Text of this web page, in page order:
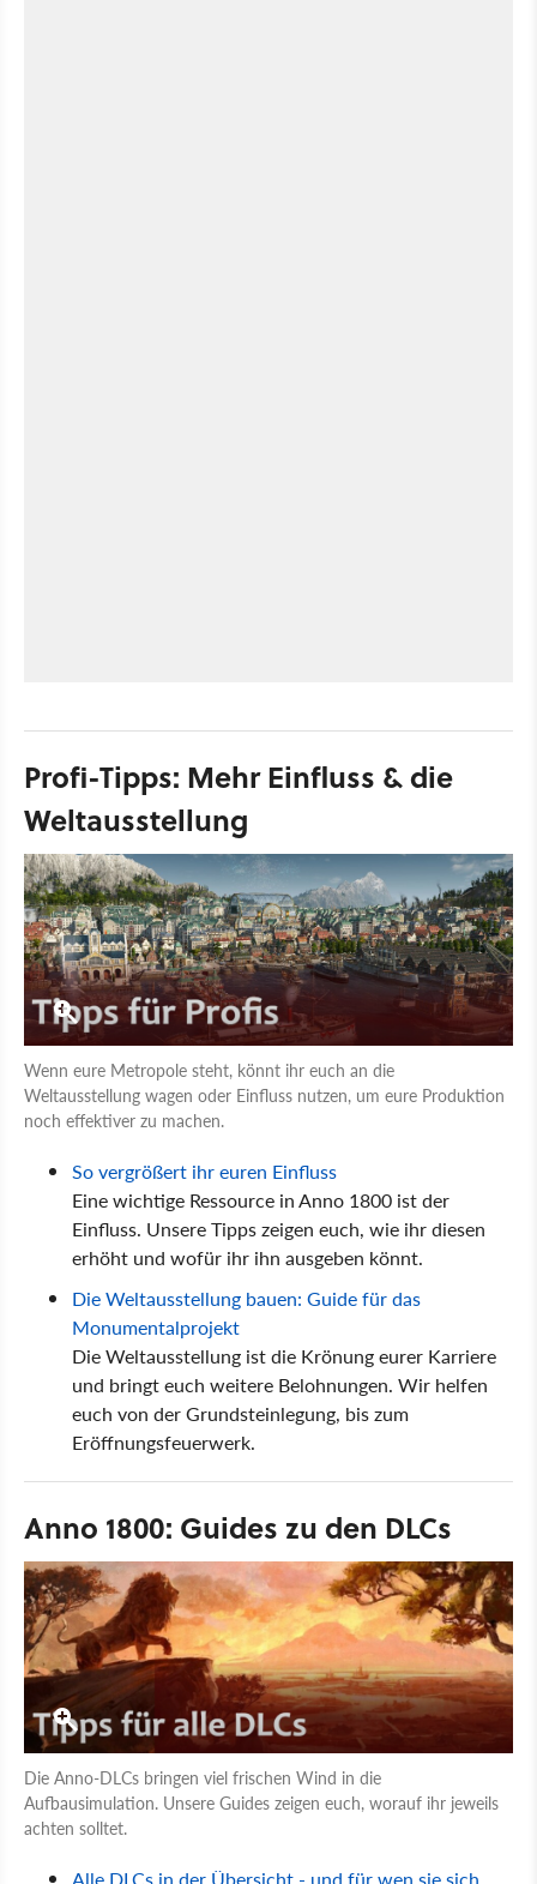
Profi-Tipps: Mehr Einfluss & die
Weltausstellung
Wenn eure Metropole steht, könnt ihr euch an die
Weltausstellung wagen oder Einfluss nutzen, um eure Produktion
noch effektiver zu machen.
So vergrößert ihr euren Einfluss
Eine wichtige Ressource in Anno 1800 ist der
Einfluss. Unsere Tipps zeigen euch, wie ihr diesen
erhöht und wofür ihr ihn ausgeben könnt.
Die Weltausstellung bauen: Guide für das
Monumentalprojekt
Die Weltausstellung ist die Krönung eurer Karriere
und bringt euch weitere Belohnungen. Wir helfen
euch von der Grundsteinlegung, bis zum
Eröffnungsfeuerwerk.
Anno 1800: Guides zu den DLCs
Die Anno-DLCs bringen viel frischen Wind in die
Aufbausimulation. Unsere Guides zeigen euch, worauf ihr jeweils
achten solltet.